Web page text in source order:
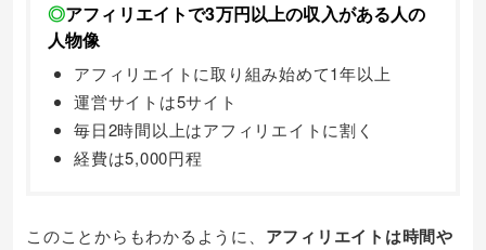
◎アフィリエイトで3万円以上の収入がある人の
人物像
アフィリエイトに取り組み始めて1年以上
運営サイトは5サイト
毎日2時間以上はアフィリエイトに割く
経費は5,000円程
このことからもわかるように、 アフィリエイトは時間や